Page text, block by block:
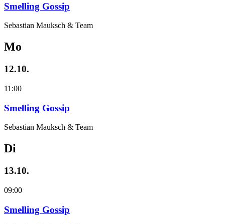
Smelling Gossip
Sebastian Mauksch & Team
Mo
12.10.
11:00
Smelling Gossip
Sebastian Mauksch & Team
Di
13.10.
09:00
Smelling Gossip